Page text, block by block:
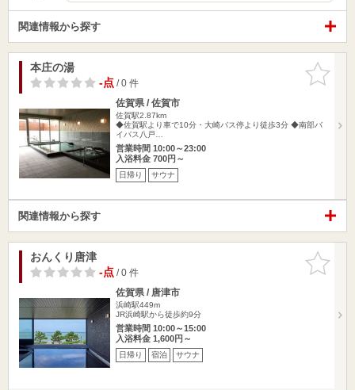
関連情報から探す
お気に入
りに追加
本庄の湯
-点/ 0 件
佐賀県 / 佐賀市
佐賀駅2.87km
◆佐賀駅より車で10分・大崎バス停より徒歩3分 ◆南部バ
イパス八戸…
営業時間 10:00～23:00
入浴料金 700円～
日帰り サウナ
関連情報から探す
お気に入
りに追加
おんくり唐津
-点/ 0 件
佐賀県 / 唐津市
浜崎駅449m
JR浜崎駅から徒歩約9分
営業時間 10:00～15:00
入浴料金 1,600円～
日帰り 宿泊 サウナ